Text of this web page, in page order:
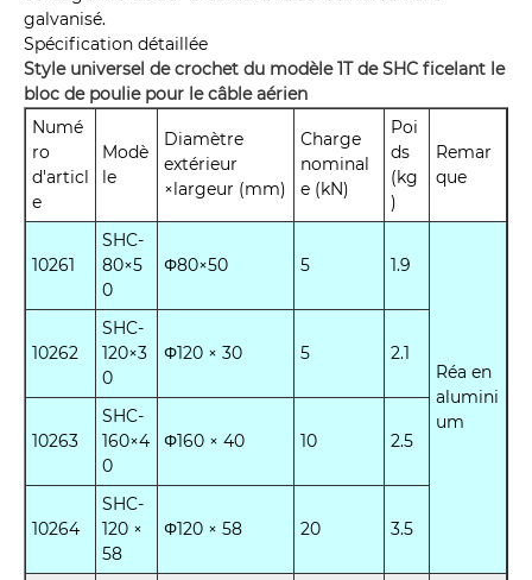
galvanisé.
Spécification détaillée
Style universel de crochet du modèle 1T de SHC ficelant le
bloc de poulie pour le câble aérien
Numé
ro
d'articl
e
Modè
le
Diamètre
extérieur
×largeur (mm)
Charge
nominal
e (kN)
Poi
ds
(kg
)
Remar
que
10261
SHC-
80×5
0
Φ80×50 5 1.9
Réa en
alumini
um
10262
SHC-
120×3
0
Φ120 × 30 5 2.1
10263
SHC-
160×4
0
Φ160 × 40 10 2.5
10264
SHC-
120 ×
58
Φ120 × 58 20 3.5